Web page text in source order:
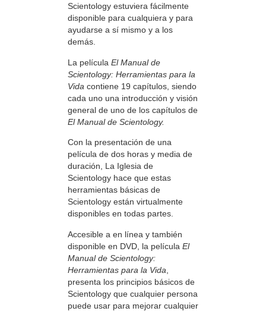
Scientology estuviera fácilmente
disponible para cualquiera y para
ayudarse a sí mismo y a los
demás.
La película El Manual de
Scientology: Herramientas para la
Vida contiene 19 capítulos, siendo
cada uno una introducción y visión
general de uno de los capítulos de
El Manual de Scientology.
Con la presentación de una
película de dos horas y media de
duración, La Iglesia de
Scientology hace que estas
herramientas básicas de
Scientology están virtualmente
disponibles en todas partes.
Accesible a en línea y también
disponible en DVD, la película El
Manual de Scientology:
Herramientas para la Vida
presenta los principios básicos de
Scientology que cualquier persona
puede usar para mejorar cualquier